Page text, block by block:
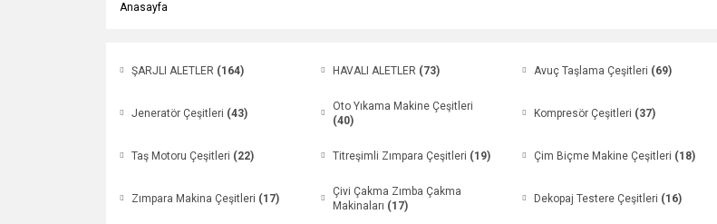
Anasayfa
ŞARJLI ALETLER (164) HAVALI ALETLER (73) Avuç Taşlama Çeşitleri (69)
Jeneratör Çeşitleri (43)
Oto Yıkama Makine Çeşitleri
(40)
Kompresör Çeşitleri (37)
Taş Motoru Çeşitleri (22) Titreşimli Zımpara Çeşitleri (19) Çim Biçme Makine Çeşitleri (18)
Zımpara Makina Çeşitleri (17)
Çivi Çakma Zımba Çakma
Makinaları (17)
Dekopaj Testere Çeşitleri (16)